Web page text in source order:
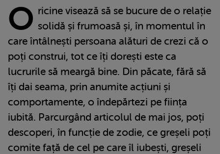
O ricine visează să se bucure de o relație
solidă și frumoasă și, în momentul în
care întâlnești persoana alături de crezi că o
poți construi, tot ce îți dorești este ca
lucrurile să meargă bine. Din păcate, fără să
îți dai seama, prin anumite acțiuni și
comportamente, o îndepărtezi pe ființa
iubită. Parcurgând articolul de mai jos, poți
descoperi, în funcție de zodie, ce greșeli poți
comite față de cel pe care îl iubești, greșeli